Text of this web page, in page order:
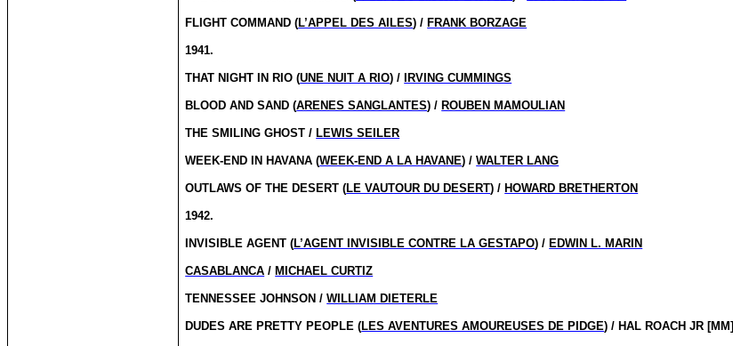
FLIGHT COMMAND (L’APPEL DES AILES) / FRANK BORZAGE
1941.
THAT NIGHT IN RIO (UNE NUIT A RIO) / IRVING CUMMINGS
BLOOD AND SAND (ARENES SANGLANTES) / ROUBEN MAMOULIAN
THE SMILING GHOST / LEWIS SEILER
WEEK-END IN HAVANA (WEEK-END A LA HAVANE) /WALTER LANG
OUTLAWS OF THE DESERT (LE VAUTOUR DU DESERT) / HOWARD BRETHERTON
1942.
INVISIBLE AGENT (L’AGENT INVISIBLE CONTRE LA GESTAPO) / EDWIN L. MARIN
CASABLANCA / MICHAEL CURTIZ
TENNESSEE JOHNSON /WILLIAM DIETERLE
DUDES ARE PRETTY PEOPLE (LES AVENTURES AMOUREUSES DE PIDGE) / HAL ROACH JR [MM]